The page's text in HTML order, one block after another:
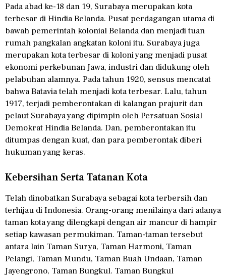
Pada abad ke-18 dan 19, Surabaya merupakan kota
terbesar di Hindia Belanda. Pusat perdagangan utama di
bawah pemerintah kolonial Belanda dan menjadi tuan
rumah pangkalan angkatan koloni itu. Surabaya juga
merupakan kota terbesar di koloni yang menjadi pusat
ekonomi perkebunan Jawa, industri dan didukung oleh
pelabuhan alamnya. Pada tahun 1920, sensus mencatat
bahwa Batavia telah menjadi kota terbesar. Lalu, tahun
1917, terjadi pemberontakan di kalangan prajurit dan
pelaut Surabaya yang dipimpin oleh Persatuan Sosial
Demokrat Hindia Belanda. Dan, pemberontakan itu
ditumpas dengan kuat, dan para pemberontak diberi
hukuman yang keras.
Kebersihan Serta Tatanan Kota
Telah dinobatkan Surabaya sebagai kota terbersih dan
terhijau di Indonesia. Orang-orang menilainya dari adanya
taman kota yang dilengkapi dengan air mancur di hampir
setiap kawasan permukiman. Taman-taman tersebut
antara lain Taman Surya, Taman Harmoni, Taman
Pelangi, Taman Mundu, Taman Buah Undaan, Taman
Jayengrono, Taman Bungkul. Taman Bungkul